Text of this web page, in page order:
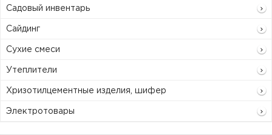
Садовый инвентарь
Сайдинг
Сухие смеси
Утеплители
Хризотилцементные изделия, шифер
Электротовары